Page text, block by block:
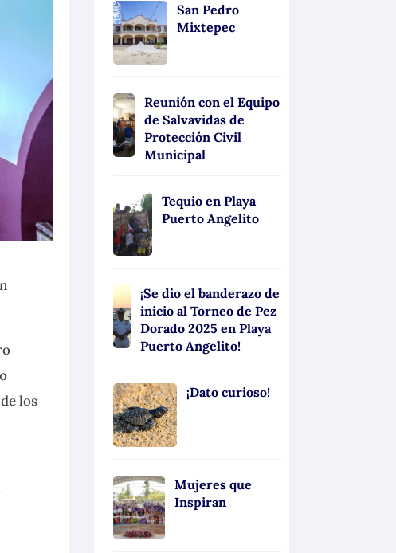
los
San Pedro
Mixtepec
Reunión con el Equipo
de Salvavidas de
Protección Civil
Municipal
Tequio en Playa
Puerto Angelito
¡Se dio el banderazo de
inicio al Torneo de Pez
Dorado 2025 en Playa
Puerto Angelito!
¡Dato curioso!
Mujeres que
Inspiran